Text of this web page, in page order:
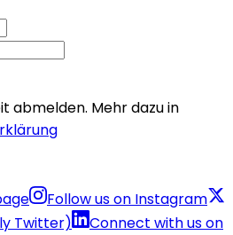
abmelden. Mehr dazu in
Follow us on Instagram
Twitter)
Connect with us on